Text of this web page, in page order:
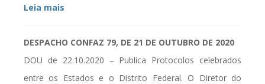
Leia mais
DESPACHO CONFAZ 79, DE 21 DE OUTUBRO DE 2020
DOU de 22.10.2020 – Publica Protocolos celebrados
entre os Estados e o Distrito Federal. O Diretor do